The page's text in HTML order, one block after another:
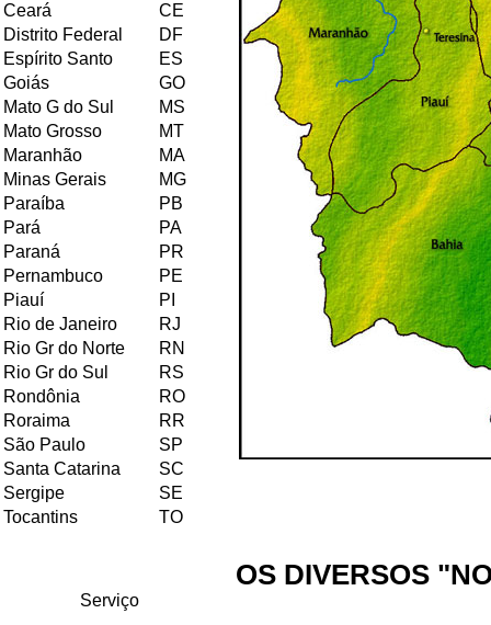
Ceará
CE
Distrito Federal
DF
Espírito Santo
ES
Goiás
GO
Mato G do Sul
MS
Mato Grosso
MT
Maranhão
MA
Minas Gerais
MG
Paraíba
PB
Pará
PA
Paraná
PR
Pernambuco
PE
Piauí
PI
Rio de Janeiro
RJ
Rio Gr do Norte
RN
Rio Gr do Sul
RS
Rondônia
RO
Roraima
RR
São Paulo
SP
Santa Catarina
SC
Sergipe
SE
Tocantins
TO
Serviço
OS DIVERSOS